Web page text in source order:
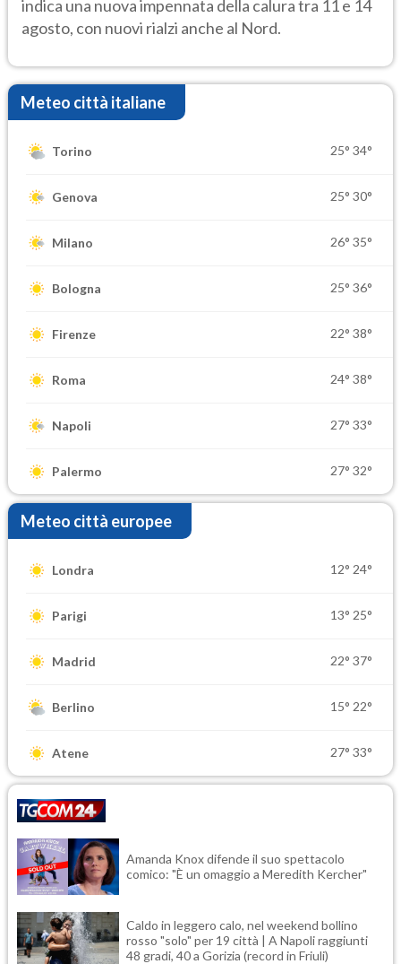
indica una nuova impennata della calura tra 11 e 14
agosto, con nuovi rialzi anche al Nord.
Meteo città italiane
Torino 25° 34°
Genova 25° 30°
Milano 26° 35°
Bologna 25° 36°
Firenze 22° 38°
Roma 24° 38°
Napoli 27° 33°
Palermo 27° 32°
Meteo città europee
Londra 12° 24°
Parigi 13° 25°
Madrid 22° 37°
Berlino 15° 22°
Atene 27° 33°
Amanda Knox difende il suo spettacolo
comico: "È un omaggio a Meredith Kercher"
Caldo in leggero calo, nel weekend bollino
rosso "solo" per 19 città | A Napoli raggiunti
48 gradi, 40 a Gorizia (record in Friuli)